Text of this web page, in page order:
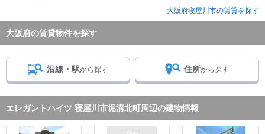
大阪府寝屋川市の賃貸を探す
大阪府の賃貸物件を探す
沿線・駅から探す 住所から探す
エレガントハイツ 寝屋川市堀溝北町周辺の建物情報